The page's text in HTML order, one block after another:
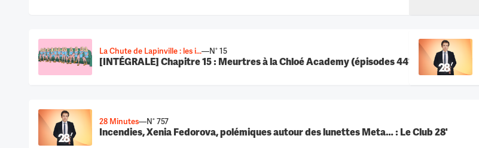
[INTÉGRALE] Chapitre 15 : Meurtres à la Chloé Academy (épisodes 441-500)
La Chute de Lapinville : les i...—N° 15
Incendies, Xenia Fedorova, polémiques autour des lunettes Meta… : Le Club 28'
28 Minutes—N° 757